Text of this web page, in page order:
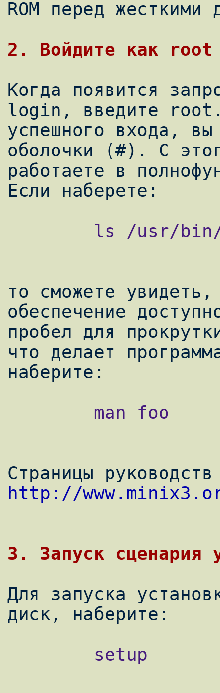
ROM перед жесткими
Когда появится
login, введите
успешного входа, вы
оболочки (#). С
работаете в
то сможете увидеть,
обеспечение
пробел для
что делает
http://
Для запуска